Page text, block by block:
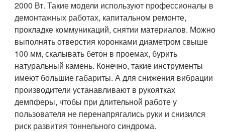
2000 Вт. Такие модели используют профессионалы в
демонтажных работах, капитальном ремонте,
прокладке коммуникаций, снятии материалов. Можно
выполнять отверстия коронками диаметром свыше
100 мм, скалывать бетон в проемах, бурить
натуральный камень. Конечно, такие инструменты
имеют большие габариты. А для снижения вибрации
производители устанавливают в рукоятках
демпферы, чтобы при длительной работе у
пользователя не перенапрягались руки и снизился
риск развития тоннельного синдрома.